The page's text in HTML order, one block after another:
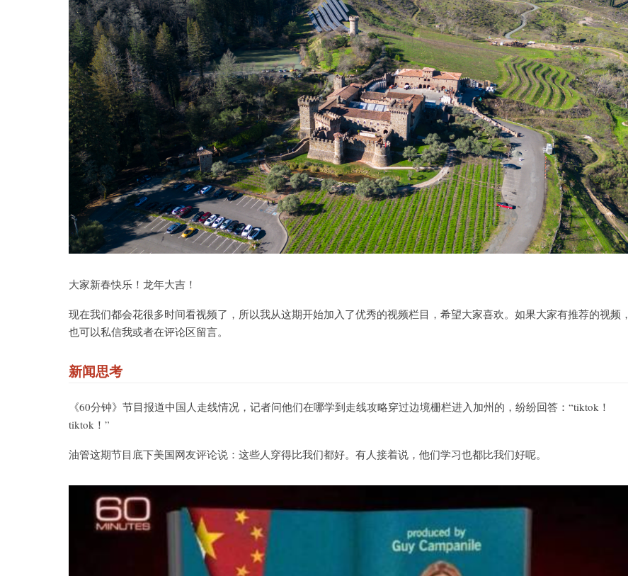
大家新春快乐！龙年大吉！
现在我们都会花很多时间看视频了，所以我从这期开始加入了优秀的视频栏目，希望大家喜欢。如果大家有推荐的视频，
也可以私信我或者在评论区留言。
新闻思考
《60分钟》节目报道中国人走线情况，记者问他们在哪学到走线攻略穿过边境栅栏进入加州的，纷纷回答：“tiktok！
tiktok！”
油管这期节目底下美国网友评论说：这些人穿得比我们都好。有人接着说，他们学习也都比我们好呢。